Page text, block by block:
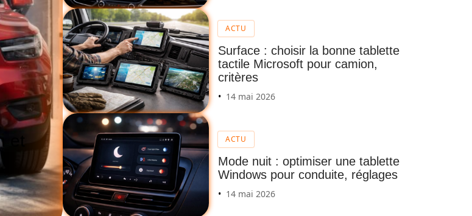
ACTU
Surface : choisir la bonne tablette
tactile Microsoft pour camion,
critères
14 mai 2026
ACTU
Mode nuit : optimiser une tablette
Windows pour conduite, réglages
14 mai 2026